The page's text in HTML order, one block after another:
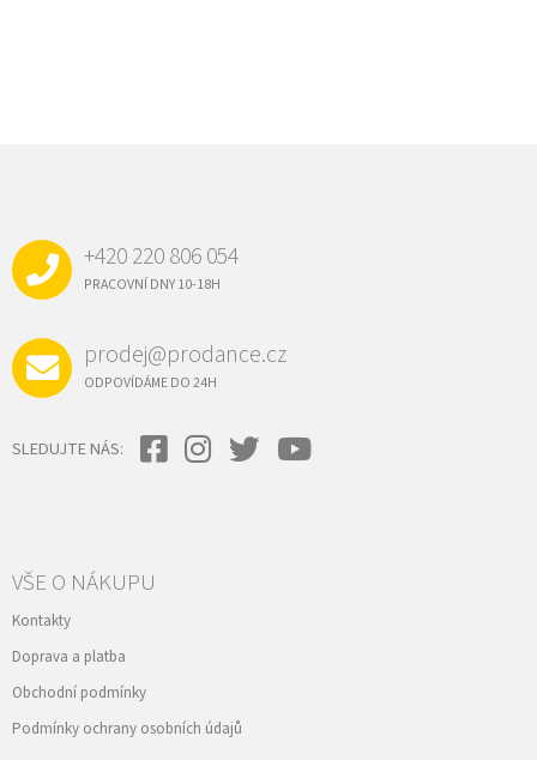
+420 220 806 054
PRACOVNÍ DNY 10-18H
prodej@prodance.cz
ODPOVÍDÁME DO 24H
SLEDUJTE NÁS:
VŠE O NÁKUPU
Kontakty
Doprava a platba
Obchodní podmínky
Podmínky ochrany osobních údajů